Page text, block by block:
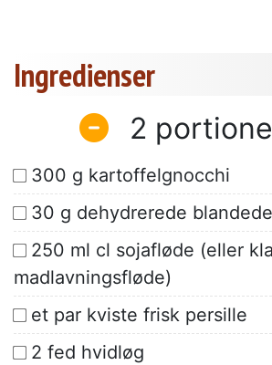
Ingredienser
2
300 g kartoffelgnocchi
30 g dehydrerede
250 ml cl sojafløde (eller
madlavningsfløde)
et par kviste frisk persille
2 fed hvidløg